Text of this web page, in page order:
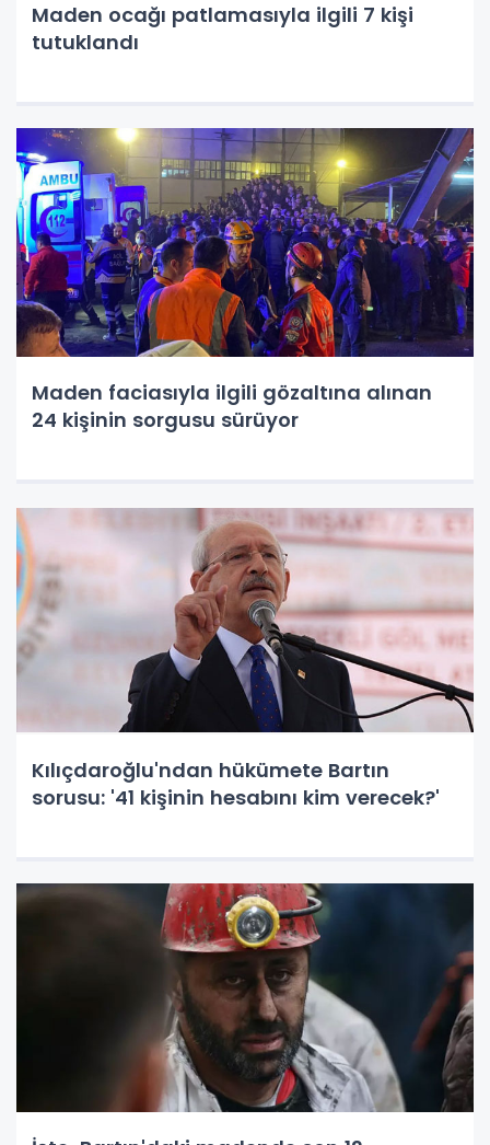
Maden ocağı patlamasıyla ilgili 7 kişi
tutuklandı
Maden faciasıyla ilgili gözaltına alınan
24 kişinin sorgusu sürüyor
Kılıçdaroğlu'ndan hükümete Bartın
sorusu: '41 kişinin hesabını kim verecek?'